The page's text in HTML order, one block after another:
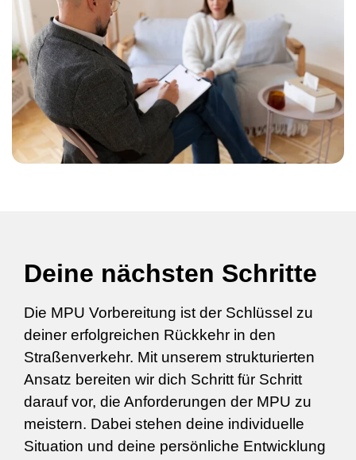
Deine nächsten Schritte
Die MPU Vorbereitung ist der Schlüssel zu
deiner erfolgreichen Rückkehr in den
Straßenverkehr. Mit unserem strukturierten
Ansatz bereiten wir dich Schritt für Schritt
darauf vor, die Anforderungen der MPU zu
meistern. Dabei stehen deine individuelle
Situation und deine persönliche Entwicklung